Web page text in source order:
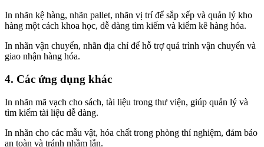
In nhãn kệ hàng, nhãn pallet, nhãn vị trí để sắp xếp và quản lý kho
hàng một cách khoa học, dễ dàng tìm kiếm và kiểm kê hàng hóa.
In nhãn vận chuyển, nhãn địa chỉ để hỗ trợ quá trình vận chuyển và
giao nhận hàng hóa.
4. Các ứng dụng khác
In nhãn mã vạch cho sách, tài liệu trong thư viện, giúp quản lý và
tìm kiếm tài liệu dễ dàng.
In nhãn cho các mẫu vật, hóa chất trong phòng thí nghiệm, đảm bảo
an toàn và tránh nhầm lẫn.